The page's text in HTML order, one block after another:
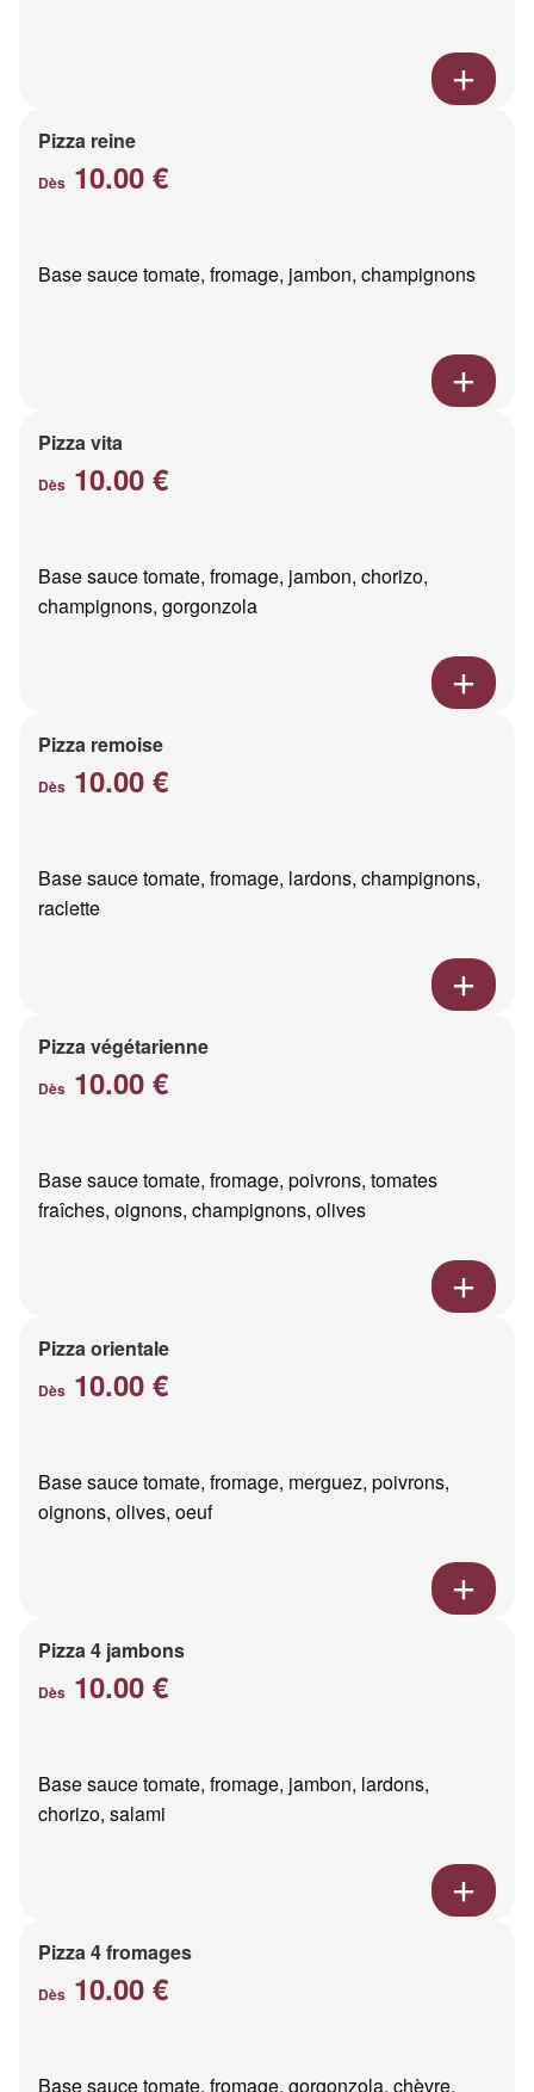
Pizza reine
Dès 10.00 €
Base sauce tomate, fromage, jambon, champignons
Pizza vita
Dès 10.00 €
Base sauce tomate, fromage, jambon, chorizo,
champignons, gorgonzola
Pizza remoise
Dès 10.00 €
Base sauce tomate, fromage, lardons, champignons,
raclette
Pizza végétarienne
Dès 10.00 €
Base sauce tomate, fromage, poivrons, tomates
fraîches, oignons, champignons, olives
Pizza orientale
Dès 10.00 €
Base sauce tomate, fromage, merguez, poivrons,
oignons, olives, oeuf
Pizza 4 jambons
Dès 10.00 €
Base sauce tomate, fromage, jambon, lardons,
chorizo, salami
Pizza 4 fromages
Dès 10.00 €
Base sauce tomate, fromage, gorgonzola, chèvre,